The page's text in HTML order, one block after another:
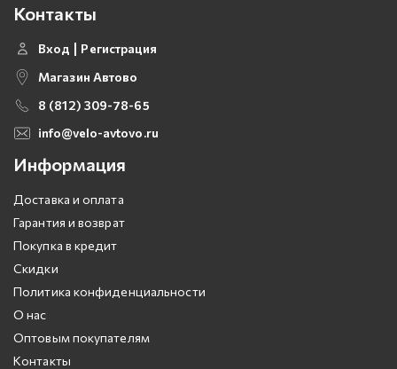
Контакты
Вход
Регистрация
Магазин Автово
8 (812) 309-78-65
info@velo-avtovo.ru
Информация
Доставка и оплата
Гарантия и возврат
Покупка в кредит
Скидки
Политика конфиденциальности
О нас
Оптовым покупателям
Контакты